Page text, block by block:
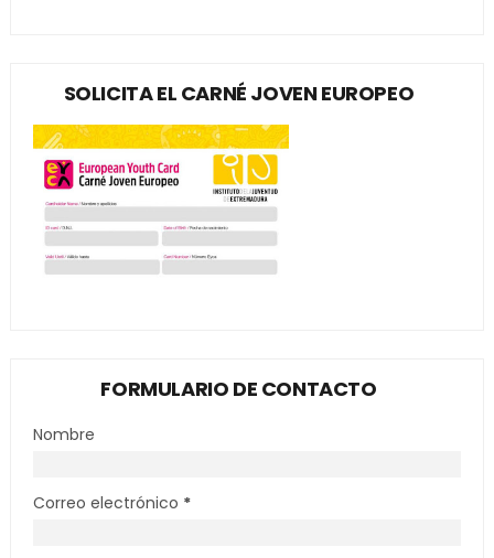
SOLICITA EL CARNÉ JOVEN EUROPEO
FORMULARIO DE CONTACTO
Nombre
Correo electrónico *